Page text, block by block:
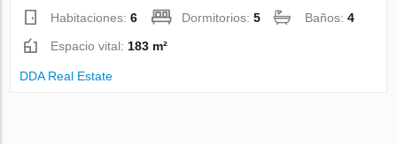
Habitaciones:6 Dormitorios:5 Baños:4
Espacio vital: 183 m²
DDA Real Estate